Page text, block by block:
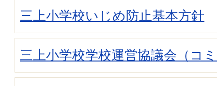
三上小学校いじめ防止基本方針
三上小学校学校運営協議会（コ